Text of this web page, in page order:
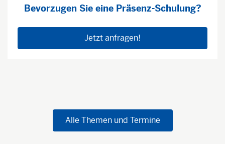
Bevorzugen Sie eine Präsenz-Schulung?
Jetzt anfragen!
Alle Themen und Termine